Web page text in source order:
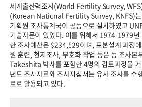
세계출산력조사(World Fertility Survey,
(Korean National Fertility Survey, KNFS)는
기획원 조사통계국이 공동으로 실시하였고
기술자문이 있었다. 이를 위해서 1974-1979년
한 조사예산은 $234,529이며, 표본설계 과정
원 훈련, 현지조사, 부호화 작업 등은 동 조사본
Takeshita 박사를 포함한 4명의 검토과정을
년도 조사자료와 조사지침서는 유사 조사를 수
료로 활용되고 있다.